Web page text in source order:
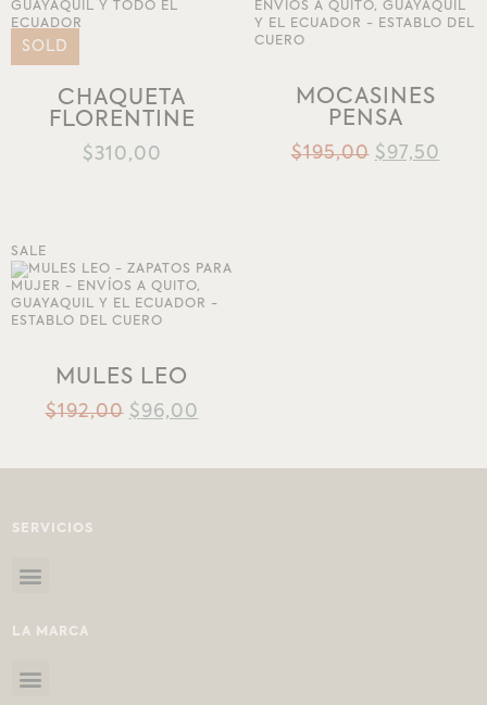
SOLD
LISTA DE DESEOS
CHAQUETA
FLORENTINE
$310,00
MOCASINES
PENSA
$195,00 $97,50
SALE
AÑADIR A LA
MULES LEO
$192,00 $96,00
SERVICIOS
LA MARCA